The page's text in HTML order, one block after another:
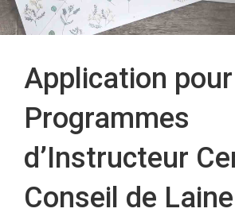
Application
Programmes
d’Instructeur
Conseil de Laine